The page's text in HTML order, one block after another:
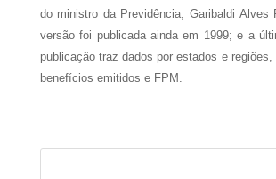
do ministro da Previdência, Garibaldi Alves
versão foi publicada ainda em 1999; e a
publicação traz dados por estados e regiões,
benefícios emitidos e FPM.